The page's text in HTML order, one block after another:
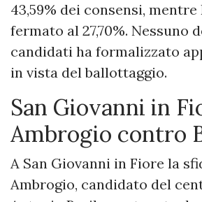
43,59% dei consensi, mentre
fermato al 27,70%. Nessuno
candidati ha formalizzato
in vista del ballottaggio.
San Giovanni in
Ambrogio contro
A San Giovanni in Fiore la
Ambrogio, candidato del